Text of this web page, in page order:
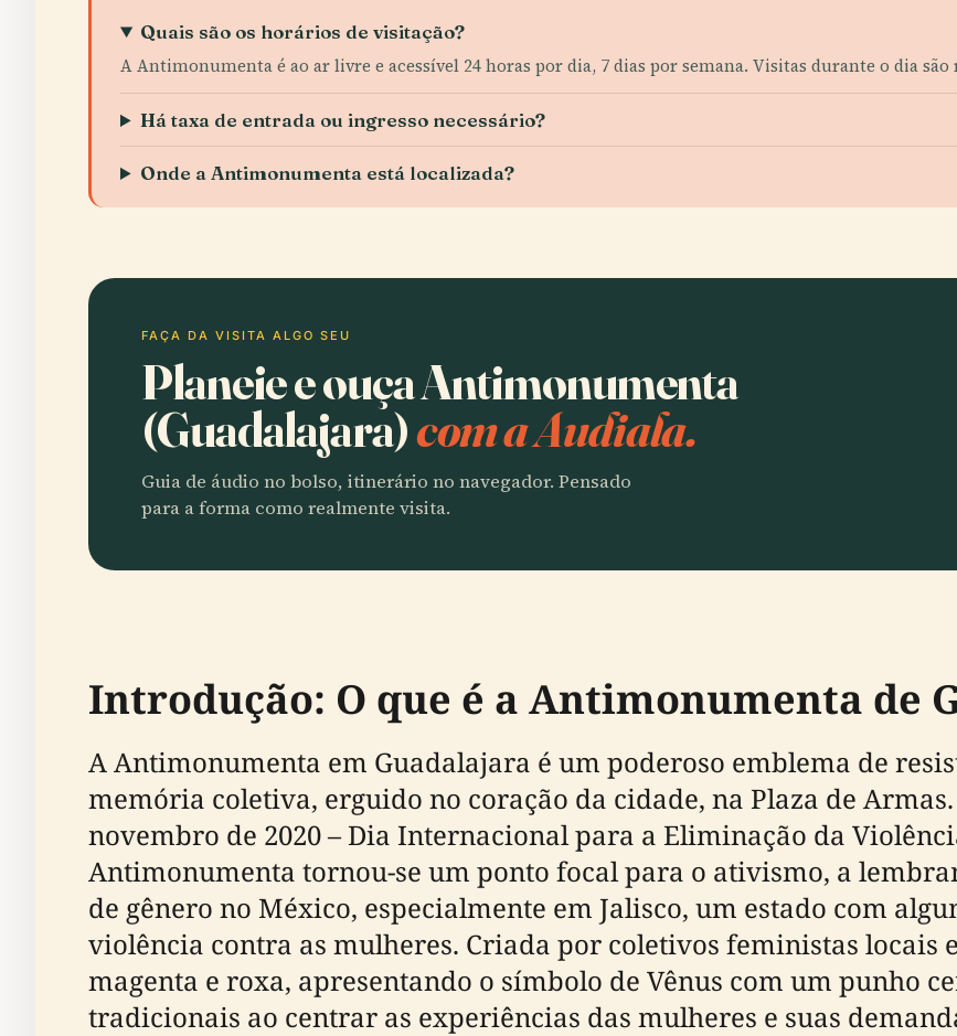
Quais são os horários de visitação?
A Antimonumenta é ao ar livre e acessível 24 horas por dia, 7 dias por semana. Visitas durante o dia são
Há taxa de entrada ou ingresso necessário?
Onde a Antimonumenta está localizada?
FAÇA DA VISITA ALGO SEU
Planeie e ouça Antimonumenta
(Guadalajara)com a Audiala.
Guia de áudio no bolso, itinerário no navegador. Pensado
para a forma como realmente visita.
Introdução: O que é a Antimonumenta de
A Antimonumenta em Guadalajara é um poderoso emblema de
memória coletiva, erguido no coração da cidade, na Plaza de
novembro de 2020 – Dia Internacional para a Eliminação da
Antimonumenta tornou-se um ponto focal para o ativismo, a
de gênero no México, especialmente em Jalisco, um estado com
violência contra as mulheres. Criada por coletivos feministas locais
magenta e roxa, apresentando o símbolo de Vênus com um punho
tradicionais ao centrar as experiências das mulheres e suas